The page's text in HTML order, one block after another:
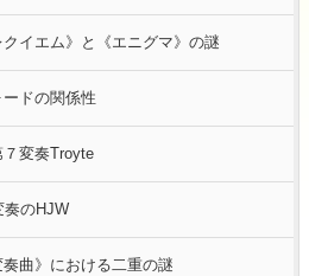
イエム》と《エニグマ》の謎
ドの関係性
７変奏Troyte
奏のHJW
曲》における二重の謎